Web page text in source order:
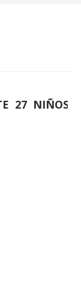
27 NIÑOS